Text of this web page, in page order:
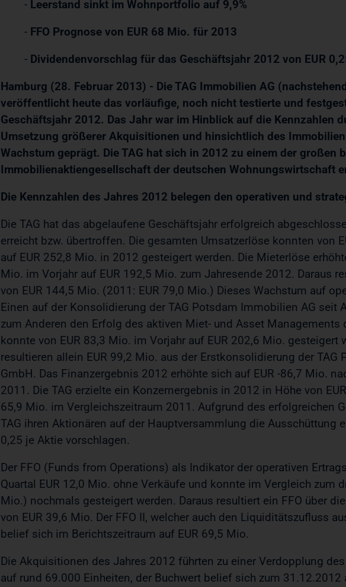
- Leerstand sinkt im Wohnportfolio auf 9,9%
- FFO Prognose von EUR 68 Mio. für 2013
- Dividendenvorschlag für das Geschäftsjahr 2012 von EUR
Hamburg (28. Februar 2013) - Die TAG Immobilien AG
veröffentlicht heute das vorläufige, noch nicht testierte und
Geschäftsjahr 2012. Das Jahr war im Hinblick auf die Kennzahlen
Umsetzung größerer Akquisitionen und hinsichtlich des
Wachstum geprägt. Die TAG hat sich in 2012 zu einem der großen
Immobilienaktiengesellschaft der deutschen Wohnungswirtschaft
Die Kennzahlen des Jahres 2012 belegen den operativen und
Die TAG hat das abgelaufene Geschäftsjahr erfolgreich
erreicht bzw. übertroffen. Die gesamten Umsatzerlöse konnten von
auf EUR 252,8 Mio. in 2012 gesteigert werden. Die Mieterlöse
Mio. im Vorjahr auf EUR 192,5 Mio. zum Jahresende 2012. Daraus
von EUR 144,5 Mio. (2011: EUR 79,0 Mio.) Dieses Wachstum auf
Einen auf der Konsolidierung der TAG Potsdam Immobilien AG seit
zum Anderen den Erfolg des aktiven Miet- und Asset Managements
konnte von EUR 83,3 Mio. im Vorjahr auf EUR 202,6 Mio. gesteigert
resultieren allein EUR 99,2 Mio. aus der Erstkonsolidierung der TAG
GmbH. Das Finanzergebnis 2012 erhöhte sich auf EUR -86,7 Mio.
2011. Die TAG erzielte ein Konzernergebnis in 2012 in Höhe von
65,9 Mio. im Vergleichszeitraum 2011. Aufgrund des erfolgreichen
TAG ihren Aktionären auf der Hauptversammlung die Ausschüttung
0,25 je Aktie vorschlagen.
Der FFO (Funds from Operations) als Indikator der operativen
Quartal EUR 12,0 Mio. ohne Verkäufe und konnte im Vergleich zum
Mio.) nochmals gesteigert werden. Daraus resultiert ein FFO über
von EUR 39,6 Mio. Der FFO II, welcher auch den Liquiditätszufluss
belief sich im Berichtszeitraum auf EUR 69,5 Mio.
Die Akquisitionen des Jahres 2012 führten zu einer Verdopplung
auf rund 69.000 Einheiten, der Buchwert belief sich zum 31.12.2012